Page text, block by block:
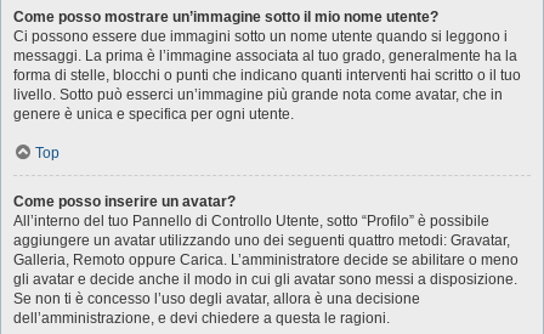
Come posso mostrare un’immagine sotto il mio nome utente?
Ci possono essere due immagini sotto un nome utente quando si leggono i
messaggi. La prima è l’immagine associata al tuo grado, generalmente ha la
forma di stelle, blocchi o punti che indicano quanti interventi hai scritto o il tuo
livello. Sotto può esserci un’immagine più grande nota come avatar, che in
genere è unica e specifica per ogni utente.
Top
Come posso inserire un avatar?
All’interno del tuo Pannello di Controllo Utente, sotto “Profilo” è possibile
aggiungere un avatar utilizzando uno dei seguenti quattro metodi: Gravatar,
Galleria, Remoto oppure Carica. L’amministratore decide se abilitare o meno
gli avatar e decide anche il modo in cui gli avatar sono messi a disposizione.
Se non ti è concesso l’uso degli avatar, allora è una decisione
dell’amministrazione, e devi chiedere a questa le ragioni.